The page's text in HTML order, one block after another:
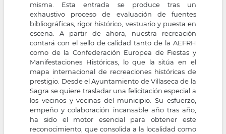
misma. Esta entrada se produce tras un
exhaustivo proceso de evaluación de fuentes
bibliográficas, rigor histórico, vestuario y puesta en
escena. A partir de ahora, nuestra recreación
contará con el sello de calidad tanto de la AEFRH
como de la Confederación Europea de Fiestas y
Manifestaciones Históricas, lo que la sitúa en el
mapa internacional de recreaciones históricas de
prestigio. Desde el Ayuntamiento de Villaseca de la
Sagra se quiere trasladar una felicitación especial a
los vecinos y vecinas del municipio. Su esfuerzo,
empeño y colaboración incansable año tras año,
ha sido el motor esencial para obtener este
reconocimiento, que consolida a la localidad como